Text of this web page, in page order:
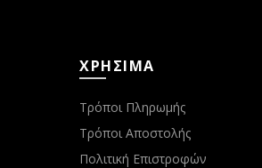
ΧΡΗΣΙΜΑ
Τρόποι Πληρωμής
Τρόποι Αποστολής
Πολιτική Επιστροφών